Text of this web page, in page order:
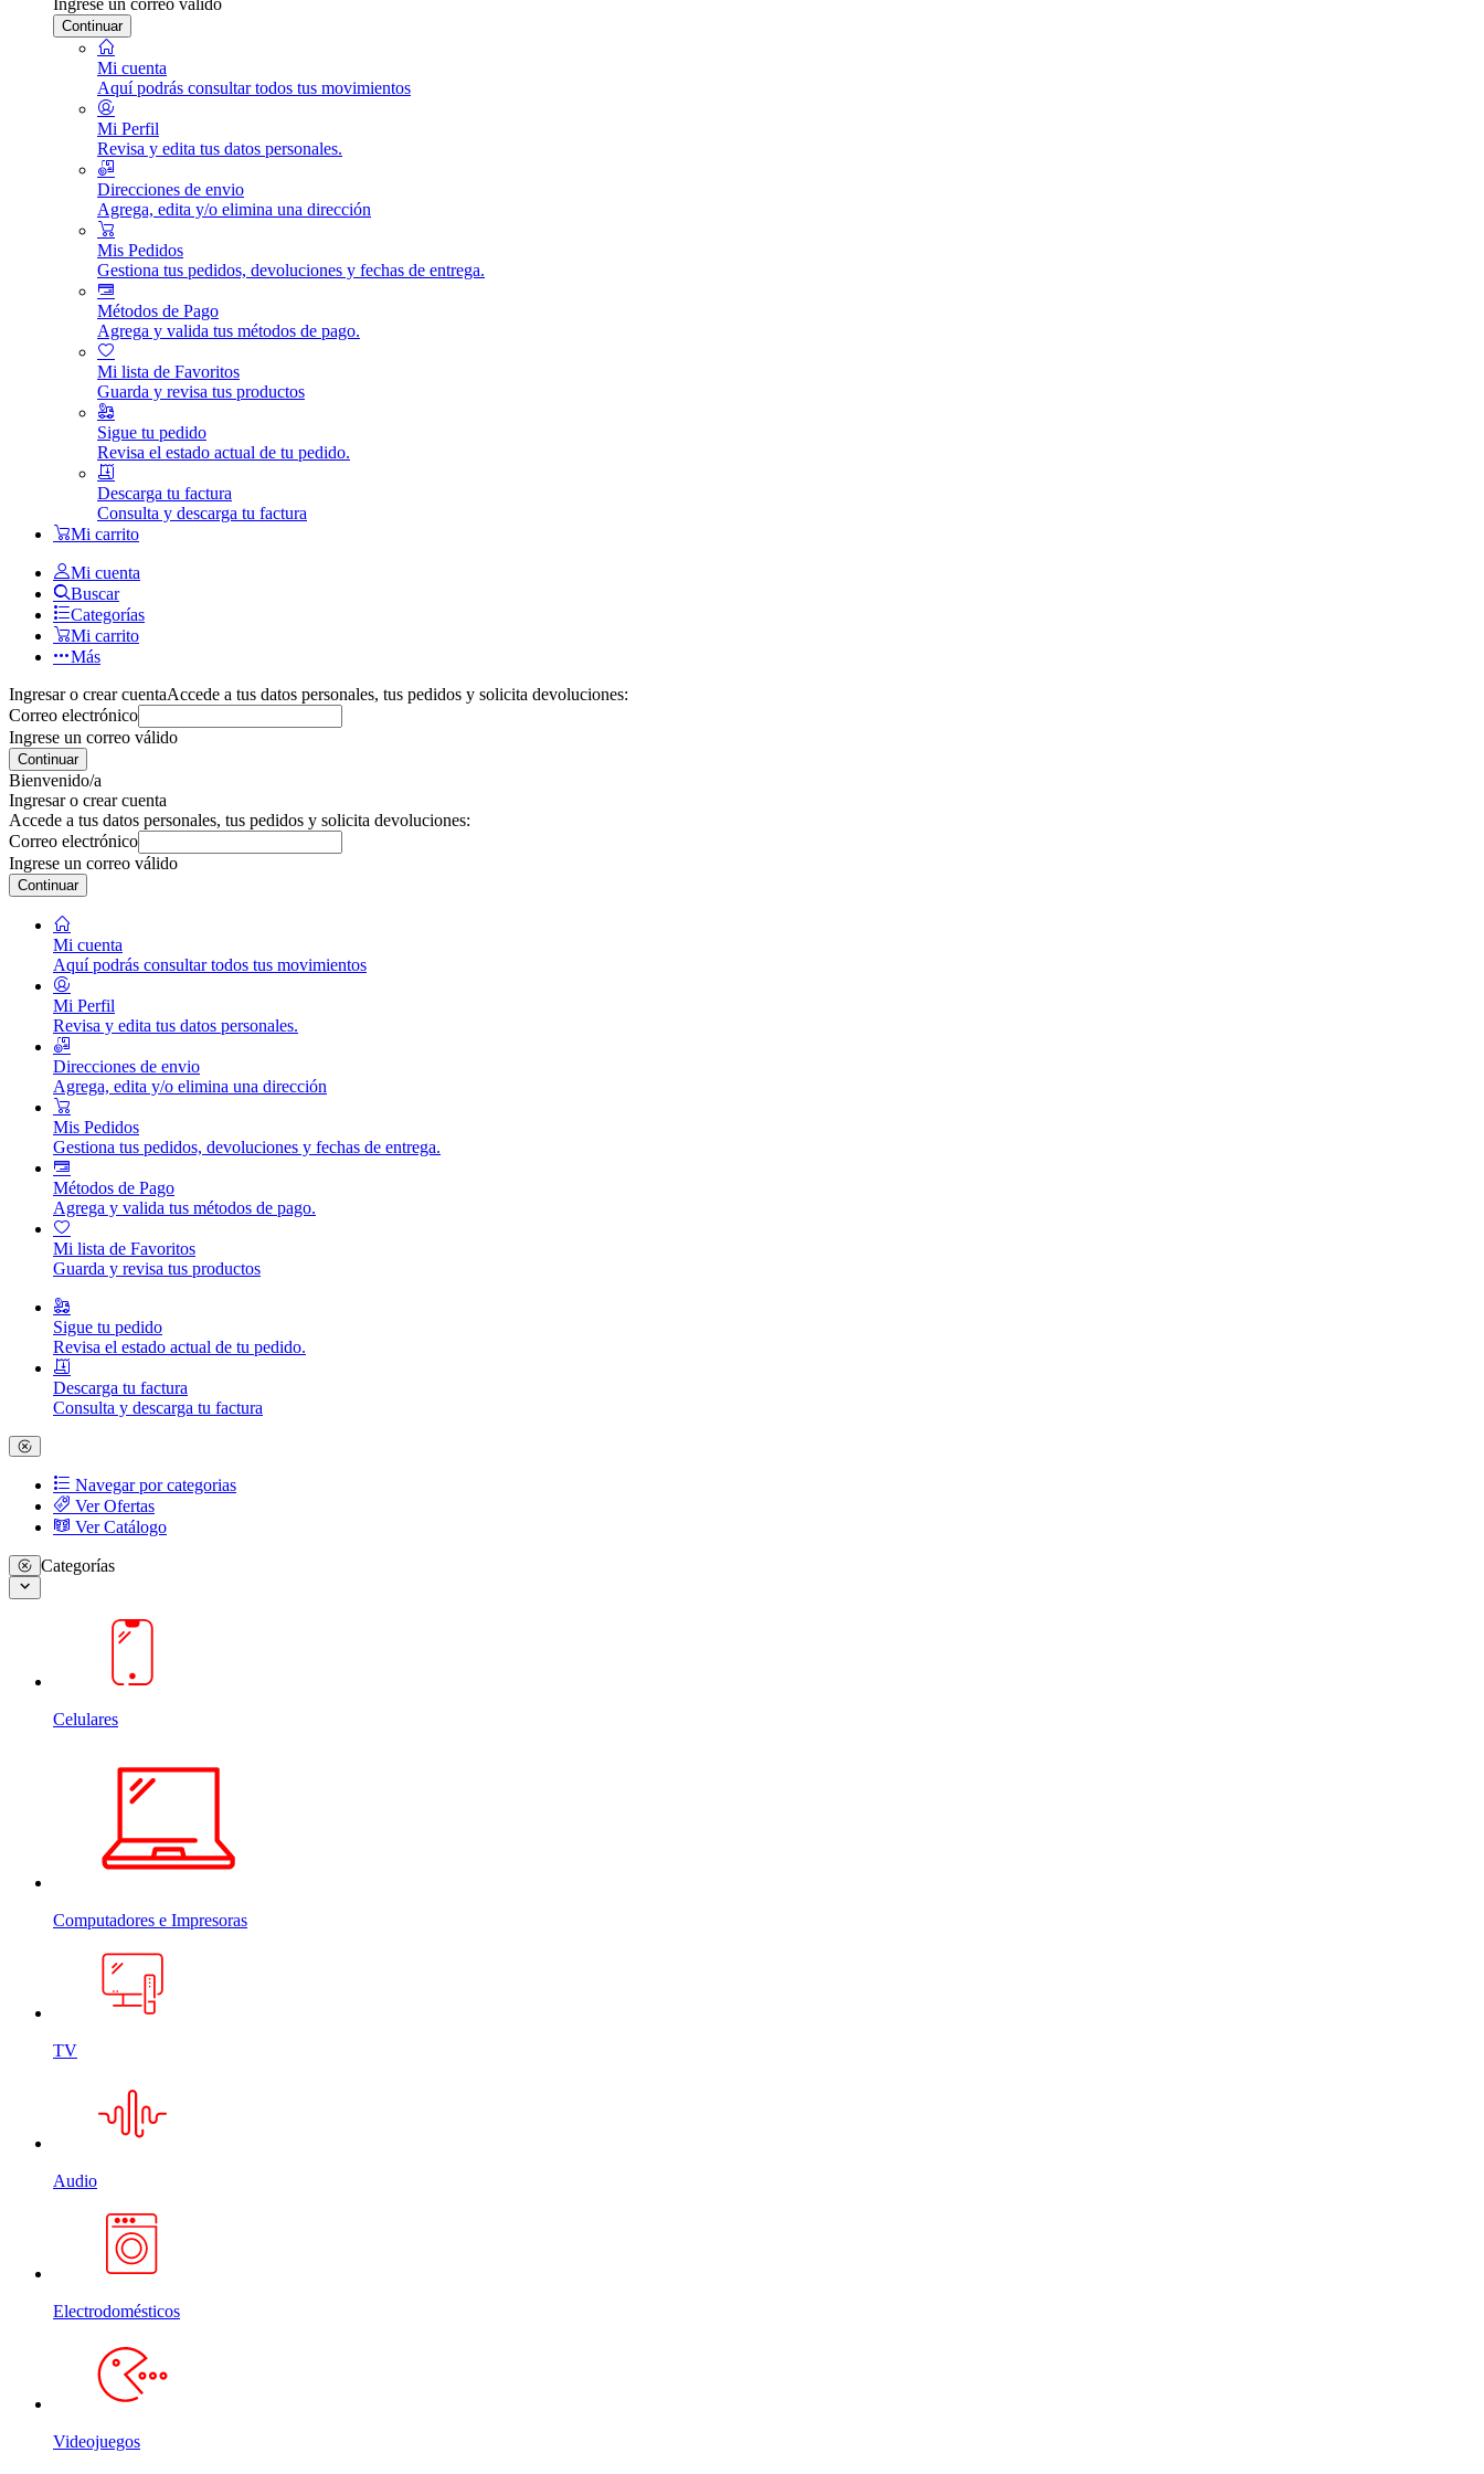
Continuar
Mi cuenta
Aquí podrás consultar todos tus movimientos
Mi Perfil
Revisa y edita tus datos personales.
Direcciones de envio
Agrega, edita y/o elimina una dirección
Mis Pedidos
Gestiona tus pedidos, devoluciones y fechas de entrega.
Métodos de Pago
Agrega y valida tus métodos de pago.
Mi lista de Favoritos
Guarda y revisa tus productos
Sigue tu pedido
Revisa el estado actual de tu pedido.
Descarga tu factura
Consulta y descarga tu factura
Mi carrito
Mi cuenta
Buscar
Categorías
Mi carrito
Más
Ingresar o crear cuentaAccede a tus datos personales, tus pedidos y solicita devoluciones:
Correo electrónico
Ingrese un correo válido
Continuar
Bienvenido/a
Ingresar o crear cuenta
Accede a tus datos personales, tus pedidos y solicita devoluciones:
Correo electrónico
Ingrese un correo válido
Continuar
Mi cuenta
Aquí podrás consultar todos tus movimientos
Mi Perfil
Revisa y edita tus datos personales.
Direcciones de envio
Agrega, edita y/o elimina una dirección
Mis Pedidos
Gestiona tus pedidos, devoluciones y fechas de entrega.
Métodos de Pago
Agrega y valida tus métodos de pago.
Mi lista de Favoritos
Guarda y revisa tus productos
Sigue tu pedido
Revisa el estado actual de tu pedido.
Descarga tu factura
Consulta y descarga tu factura
Navegar por categorias
Ver Ofertas
Ver Catálogo
Categorías
Celulares
Computadores e Impresoras
TV
Audio
Electrodomésticos
Videojuegos